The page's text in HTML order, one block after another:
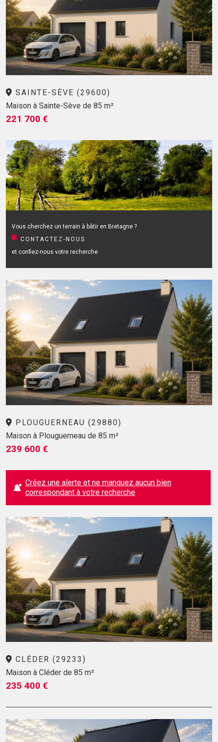
SAINTE-SÈVE (29600)
Maison à Sainte-Sève de 85 m²
221 700 €
Vous cherchez un terrain à bâtir en Bretagne ?
CONTACTEZ-NOUS
et confiez-nous votre recherche
PLOUGUERNEAU (29880)
Maison à Plouguerneau de 85 m²
239 600 €
Créez une alerte et ne manquez aucun bien
correspondant à votre recherche
CLÉDER (29233)
Maison à Cléder de 85 m²
235 400 €